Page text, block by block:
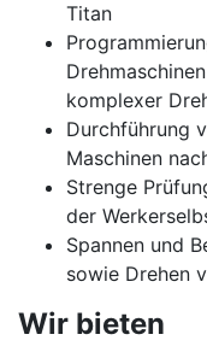
Titan
komplexer
Durchführung
Maschinen
Strenge
der
Spannen und
sowie Drehen
Wir bieten